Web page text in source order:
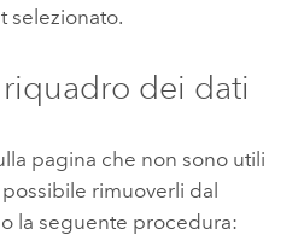
selezionato.
dei dati
pagina che non sono utili
rimuoverli dal
la seguente procedura: